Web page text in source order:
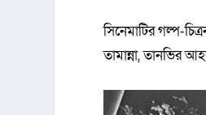
সিনেমাটির গল্প-
তামান্না, তানভির